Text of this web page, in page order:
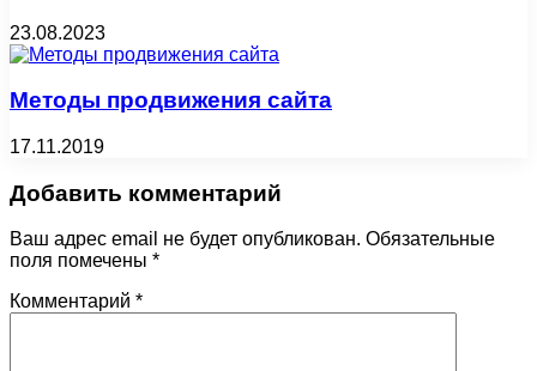
23.08.2023
Методы продвижения сайта
17.11.2019
Добавить комментарий
Ваш адрес email не будет опубликован. Обязательные
поля помечены *
Комментарий *